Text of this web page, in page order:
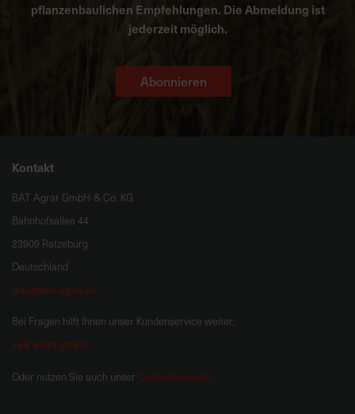
pflanzenbaulichen Empfehlungen. Die Abmeldung ist
jederzeit möglich.
Abonnieren
Kontakt
BAT Agrar GmbH & Co. KG
Bahnhofsallee 44
23909 Ratzeburg
Deutschland
info@bat-agrar.de
Bei Fragen hilft Ihnen unser Kundenservice weiter:
+49 4541 806 0
Oder nutzen Sie auch unser Onlineformular.